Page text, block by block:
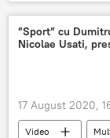
risc
”Sport” cu
Nicolae Usati,
17 August 2020,
Video